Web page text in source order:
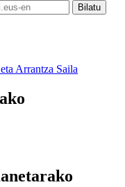
Arrantza Saila